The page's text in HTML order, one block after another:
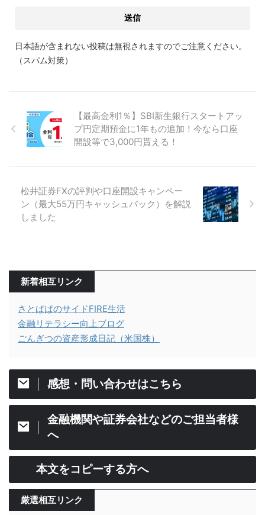
日本語が含まれない投稿は無視されますのでご注意ください。
（スパム対策）
【最高金利1％】SBI新生銀行スタートアッ
プ円定期預金に1年もの追加！今なら口座
開設等で3,000円貰える！
松井証券FXの評判や口座開設キャンペー
ン（最大55万円キャッシュバック）を解説
しました
新着相互リンク
さとぱぱのサイドFIRE生活
金融リテラシー向上ブログ
ごんぎつの資産形成日記（米国株）
感想・問い合わせはこちら
金融機関や証券会社などのご担当者様
へ
本文をコピーする方へ
厳選相互リンク